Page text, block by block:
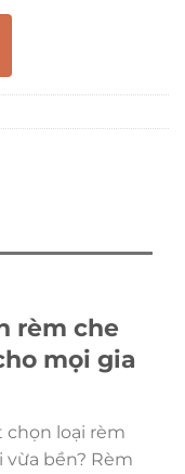
rèm che
mọi gia
chọn loại rèm
vừa bền? Rèm